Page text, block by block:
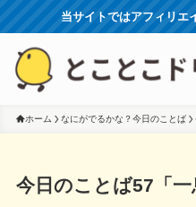
当サイトではアフィリエ
ホーム なにがでるかな？今日のことば
今日のことば57「一